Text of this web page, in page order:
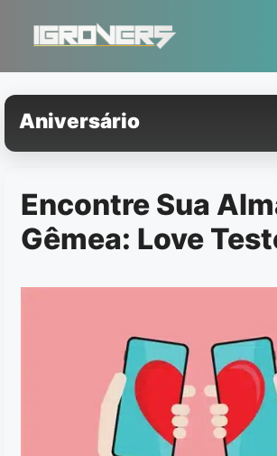
conteúdo
Aniversário
Encontre Sua
Gêmea: Love